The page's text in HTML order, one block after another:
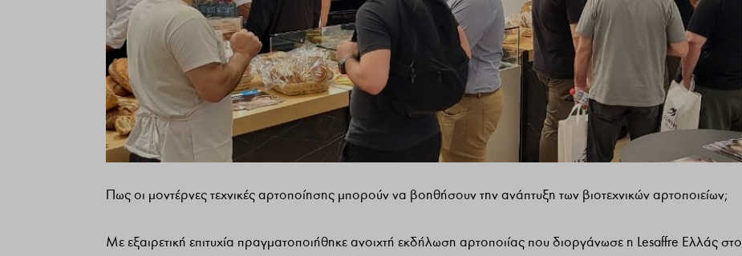
Πως οι μοντέρνες τεχνικές αρτοποίησης μπορούν να βοηθήσουν την ανάπτυξη των βιοτεχνικών αρτοποιείων;
Με εξαιρετική επιτυχία πραγματοποιήθηκε ανοιχτή εκδήλωση αρτοποιίας που διοργάνωσε η Lesaffre Ελλάς στο